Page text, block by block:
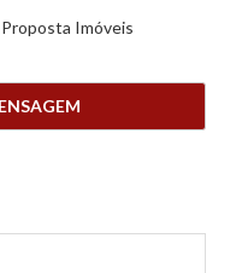
Proposta Imóveis